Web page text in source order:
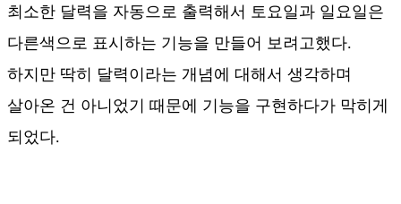
최소한 달력을 자동으로 출력해서 토요일과 일요일은
다른색으로 표시하는 기능을 만들어 보려고했다.
하지만 딱히 달력이라는 개념에 대해서 생각하며
살아온 건 아니었기 때문에 기능을 구현하다가 막히게
되었다.